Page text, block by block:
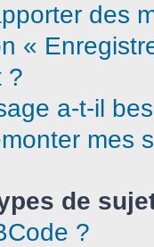
des
«
?
a-t-il
mes
de
?